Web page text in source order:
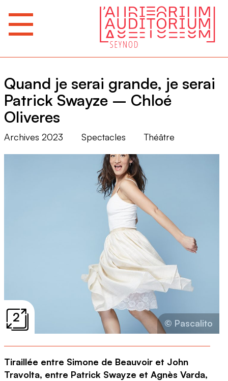
Quand je serai grande, je serai
Patrick Swayze – Chloé
Oliveres
Archives 2023 Spectacles Théâtre
2 © Pascalito
Tiraillée entre Simone de Beauvoir et John
Travolta, entre Patrick Swayze et Agnès Varda,